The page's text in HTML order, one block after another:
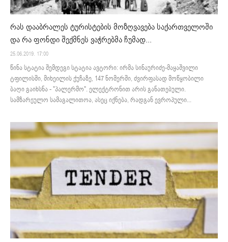
რას დააბრალეს ტურისტების მოზღვავება საქართველოში
და რა ფონდი შექმნეს ვაჭრებმა ჩუმად...
25.06.2019. 17:00
წინა სტატია შემდეგი სტატია ავტორი: ირმა სინაურიძე-მაყაშვილი
ტფილისში, მიხეილის ქუჩაზე, 147 ნომერში, ძვირფასად მოწყობილი
ბაღი გაიხსნა - "პალერმო". ელექტრონით არის განათებული.
სამზარეულო სამაგალითოა, ასეც იქნება, რადგან ევროპული...